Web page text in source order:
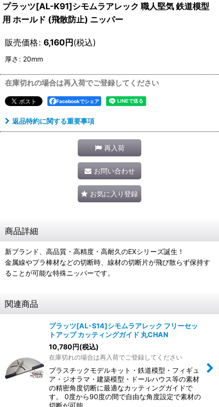
プラッツ[AL-K91]シモムラアレック 職人堅気 鉄道模型
用 ホールド (飛散防止) ニッパー
販売価格: 6,160円(税込)
厚さ : 20mm
在庫切れの場合は再入荷でご登録してください
Facebookでシェア
返品特約に関する重要事項
再入荷
お問い合わせ
お気に入り登録
商品詳細
新ブランド、高品質・高精度・高耐久のEXシリーズ誕生！
金属線やプラ棒材などの切断時、線材の切断片が飛び散らず保持す
ることが可能な特殊ニッパーです。
関連商品
プラッツ[AL-S14]シモムラアレック フリーセッ
トアップ カッティングガイド 丸CHAN
10,780円(税込)
在庫切れの場合は再入荷でご登録してください
プラスチックモデルキット・鉄道模型・フィギュ
ア・ジオラマ・建築模型・ドールハウス等の素材
の精密角度切断に最適なカッティングガイドで
す。 0度から90度の間で自由な角度設定で素材の
切断が可能。 …